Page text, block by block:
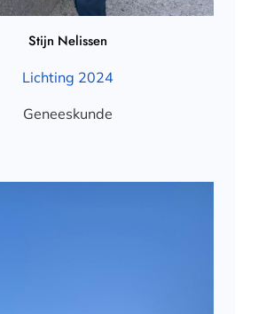
Stijn Nelissen
Lichting 2024
Geneeskunde